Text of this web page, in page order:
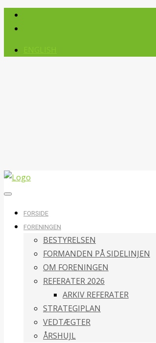
FORSIDE
FORENINGEN
BESTYRELSEN
FORMANDEN PÅ SIDELINJEN
OM FORENINGEN
REFERATER 2026
ARKIV REFERATER
STRATEGIPLAN
VEDTÆGTER
ÅRSHUJL